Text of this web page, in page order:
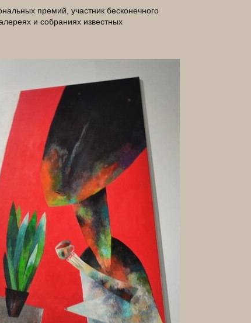
премий, участник бесконечного
и собраниях известных